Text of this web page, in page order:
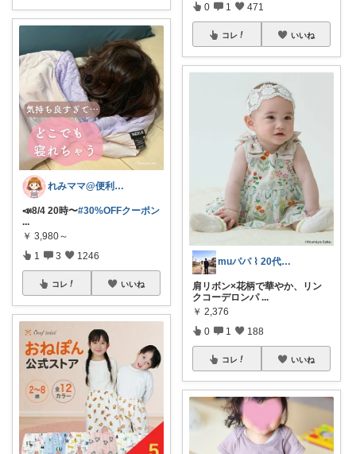
れみママ@便利雑貨¸¸kids
📣8/4 20時〜#30%OFFクーポン
...
￥ 3,980～
1 3 1246
コレ いいね
0 1 471
コレ いいね
muパパ ⌇ 20代パパの子育て
肩リボン×花柄で華やか、リン
クコーデロンパ ...
￥ 2,376
0 1 188
コレ いいね